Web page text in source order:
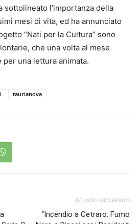
sottolineato l’importanza della
mesi di vita, ed ha annunciato
“Nati per la Cultura” sono
che una volta al mese
una lettura animata.
taurianova
Articolo successivo
“Incendio a Cetraro: Fumo